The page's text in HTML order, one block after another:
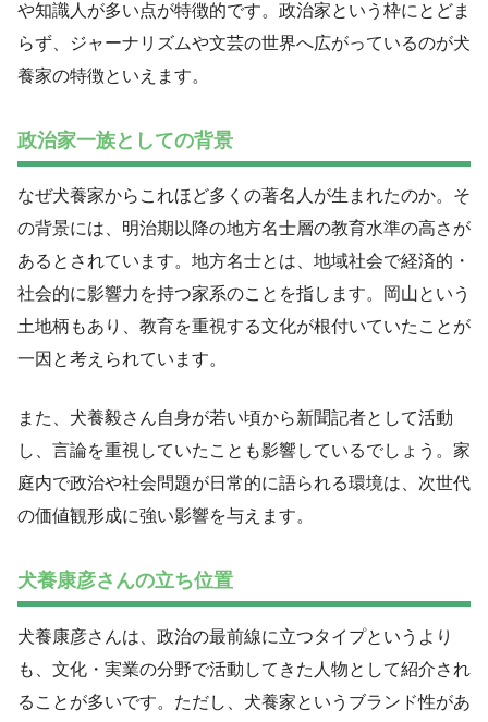
や知識人が多い点が特徴的です。政治家という枠にとどま
らず、ジャーナリズムや文芸の世界へ広がっているのが犬
養家の特徴といえます。
政治家一族としての背景
なぜ犬養家からこれほど多くの著名人が生まれたのか。そ
の背景には、明治期以降の地方名士層の教育水準の高さが
あるとされています。地方名士とは、地域社会で経済的・
社会的に影響力を持つ家系のことを指します。岡山という
土地柄もあり、教育を重視する文化が根付いていたことが
一因と考えられています。
また、犬養毅さん自身が若い頃から新聞記者として活動
し、言論を重視していたことも影響しているでしょう。家
庭内で政治や社会問題が日常的に語られる環境は、次世代
の価値観形成に強い影響を与えます。
犬養康彦さんの立ち位置
犬養康彦さんは、政治の最前線に立つタイプというより
も、文化・実業の分野で活動してきた人物として紹介され
ることが多いです。ただし、犬養家というブランド性があ